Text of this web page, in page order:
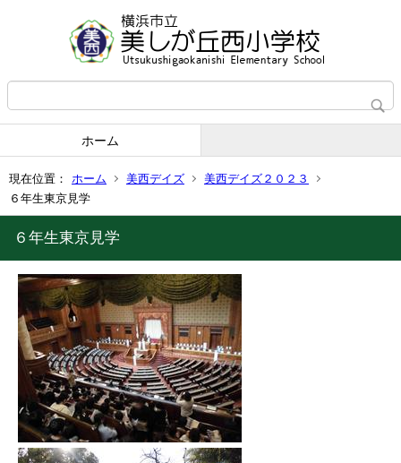
ホーム
現在位置： ホーム 美西デイズ
美西デイズ２０２３
６年生東京見学
６年生東京見学